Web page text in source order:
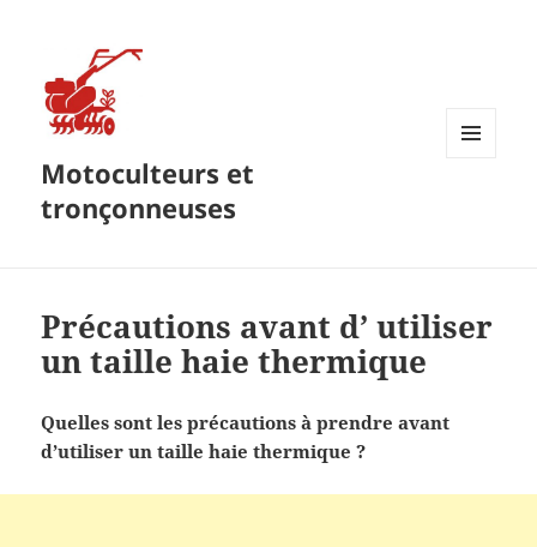
Motoculteurs et
tronçonneuses
Précautions avant d’ utiliser
un taille haie thermique
Quelles sont les précautions à prendre avant
d’utiliser un taille haie thermique ?